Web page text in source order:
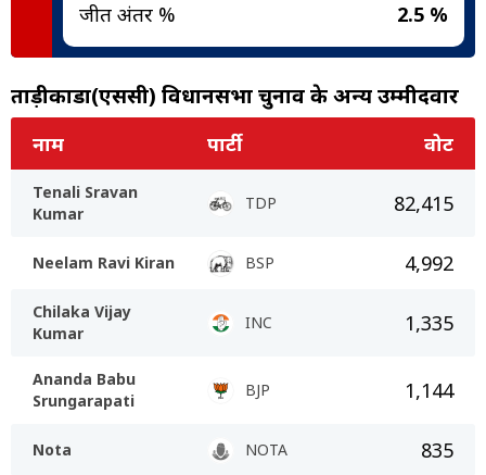
जीत अंतर % 2.5 %
ताड़ीकोंडा(एससी) विधानसभा चुनाव के अन्य उम्मीदवार
नाम पार्टी वोट
Tenali Sravan
Kumar
TDP 82,415
Neelam Ravi Kiran BSP 4,992
Chilaka Vijay
Kumar
INC 1,335
Ananda Babu
Srungarapati
BJP 1,144
Nota NOTA 835